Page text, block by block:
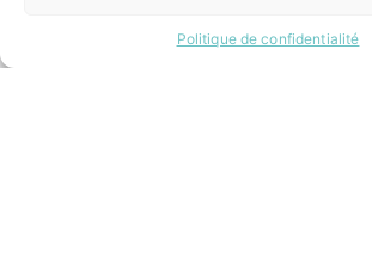
Politique de confidentialité
ESPACE MUNICIPALITÉ